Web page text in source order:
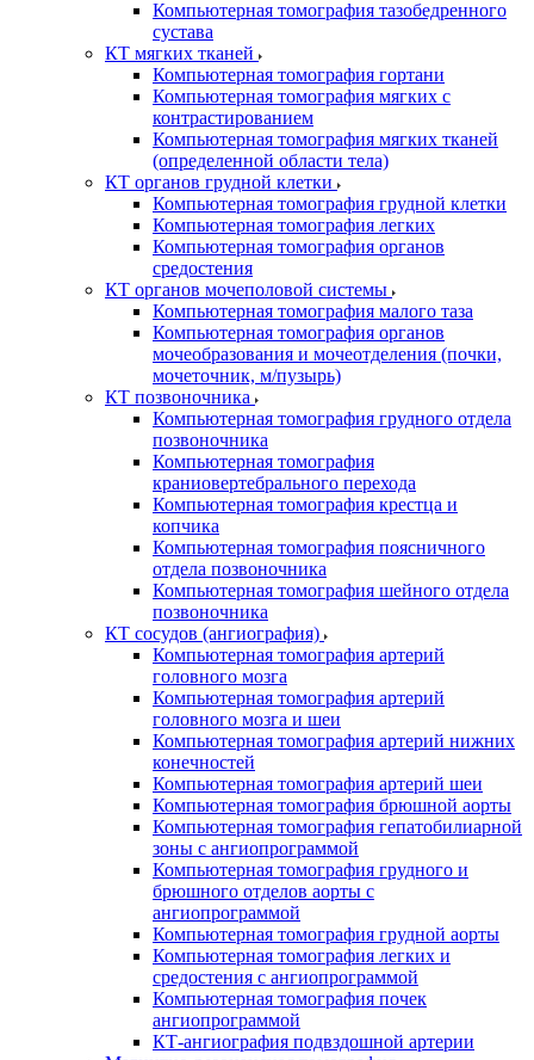
Компьютерная томография тазобедренного
сустава
КТ мягких тканей
Компьютерная томография гортани
Компьютерная томография мягких с
контрастированием
Компьютерная томография мягких тканей
(определенной области тела)
КТ органов грудной клетки
Компьютерная томография грудной клетки
Компьютерная томография легких
Компьютерная томография органов
средостения
КТ органов мочеполовой системы
Компьютерная томография малого таза
Компьютерная томография органов
мочеобразования и мочеотделения (почки,
мочеточник, м/пузырь)
КТ позвоночника
Компьютерная томография грудного отдела
позвоночника
Компьютерная томография
краниовертебрального перехода
Компьютерная томография крестца и
копчика
Компьютерная томография поясничного
отдела позвоночника
Компьютерная томография шейного отдела
позвоночника
КТ сосудов (ангиография)
Компьютерная томография артерий
головного мозга
Компьютерная томография артерий
головного мозга и шеи
Компьютерная томография артерий нижних
конечностей
Компьютерная томография артерий шеи
Компьютерная томография брюшной аорты
Компьютерная томография гепатобилиарной
зоны с ангиопрограммой
Компьютерная томография грудного и
брюшного отделов аорты с
ангиопрограммой
Компьютерная томография грудной аорты
Компьютерная томография легких и
средостения с ангиопрограммой
Компьютерная томография почек
ангиопрограммой
КТ-ангиография подвздошной артерии